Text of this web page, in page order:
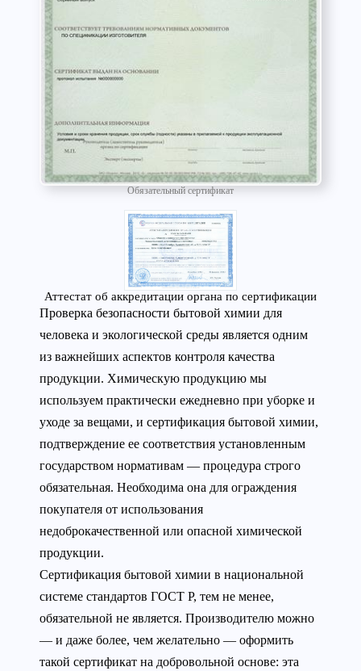
Обязательный сертификат
Аттестат об аккредитации органа по сертификации
Проверка безопасности бытовой химии для
человека и экологической среды является одним
из важнейших аспектов контроля качества
продукции. Химическую продукцию мы
используем практически ежедневно при уборке и
уходе за вещами, и сертификация бытовой химии,
подтверждение ее соответствия установленным
государством нормативам — процедура строго
обязательная. Необходима она для ограждения
покупателя от использования
недоброкачественной или опасной химической
продукции.
Сертификация бытовой химии в национальной
системе стандартов ГОСТ Р, тем не менее,
обязательной не является. Производителю можно
— и даже более, чем желательно — оформить
такой сертификат на добровольной основе: эта